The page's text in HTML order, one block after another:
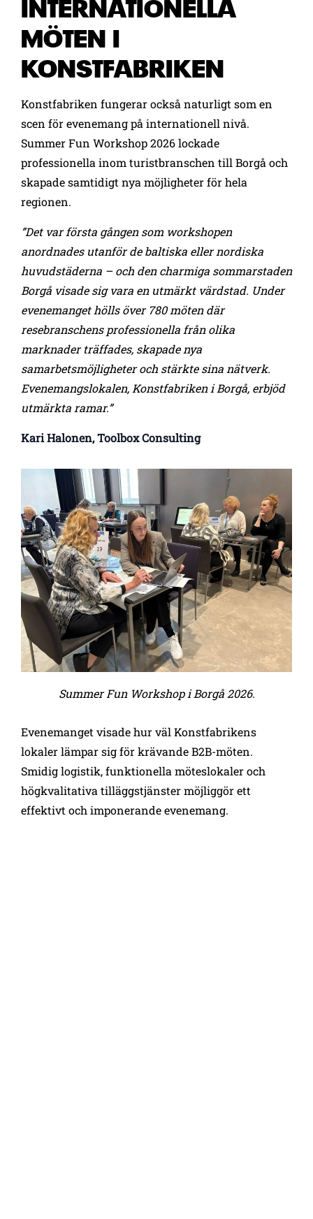
INTERNATIONELLA
MÖTEN I
KONSTFABRIKEN
Konstfabriken fungerar också naturligt som en
scen för evenemang på internationell nivå.
Summer Fun Workshop 2026 lockade
professionella inom turistbranschen till Borgå och
skapade samtidigt nya möjligheter för hela
regionen.
”Det var första gången som workshopen
anordnades utanför de baltiska eller nordiska
huvudstäderna – och den charmiga sommarstaden
Borgå visade sig vara en utmärkt värdstad. Under
evenemanget hölls över 780 möten där
resebranschens professionella från olika
marknader träffades, skapade nya
samarbetsmöjligheter och stärkte sina nätverk.
Evenemangslokalen, Konstfabriken i Borgå, erbjöd
utmärkta ramar.”
Kari Halonen, ToolboxConsulting
Summer Fun Workshop i Borgå 2026.
Evenemanget visade hur väl Konstfabrikens
lokaler lämpar sig för krävande B2B-möten.
Smidig logistik, funktionella möteslokaler och
högkvalitativa tilläggstjänster möjliggör ett
effektivt och imponerande evenemang.